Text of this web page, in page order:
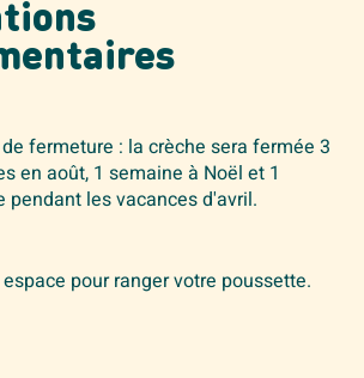
fermeture : la crèche sera fermée 3
en août, 1 semaine à Noël et 1
pendant les vacances d'avril.
espace pour ranger votre poussette.